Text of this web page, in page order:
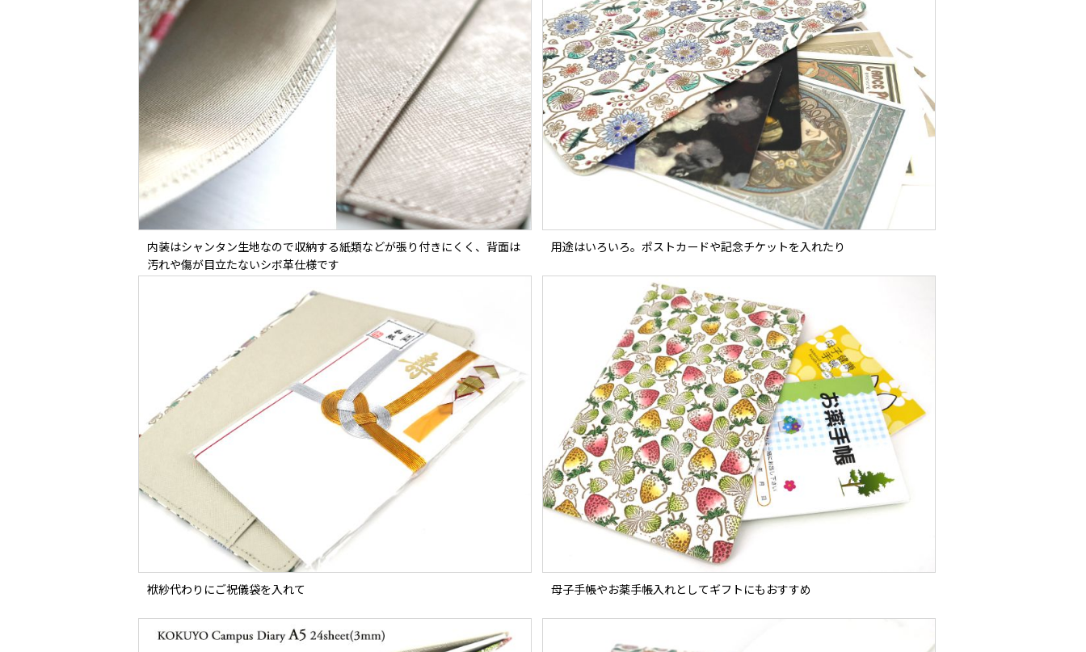
内装はシャンタン生地なので収納する紙類などが張り付きにくく、背面は
汚れや傷が目立たないシボ革仕様です
用途はいろいろ。ポストカードや記念チケットを入れたり
袱紗代わりにご祝儀袋を入れて 母子手帳やお薬手帳入れとしてギフトにもおすすめ